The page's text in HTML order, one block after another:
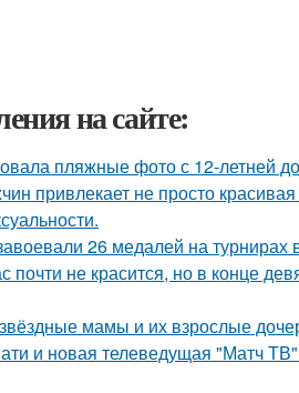
на сайте:
пляжные фото с 12-летней
привлекает не просто
26 медалей на турнирах
почти не красится, но в конце
мамы и их взрослые
и новая телеведущая "Матч